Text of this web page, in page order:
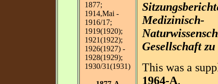
1877;
1914,Mai -
1916/17;
1919(1920);
1921(1922);
1926(1927) -
1928(1929);
1930/31(1931)
Medizinisch-
Gesellschaft zu
This was a
1964-A.